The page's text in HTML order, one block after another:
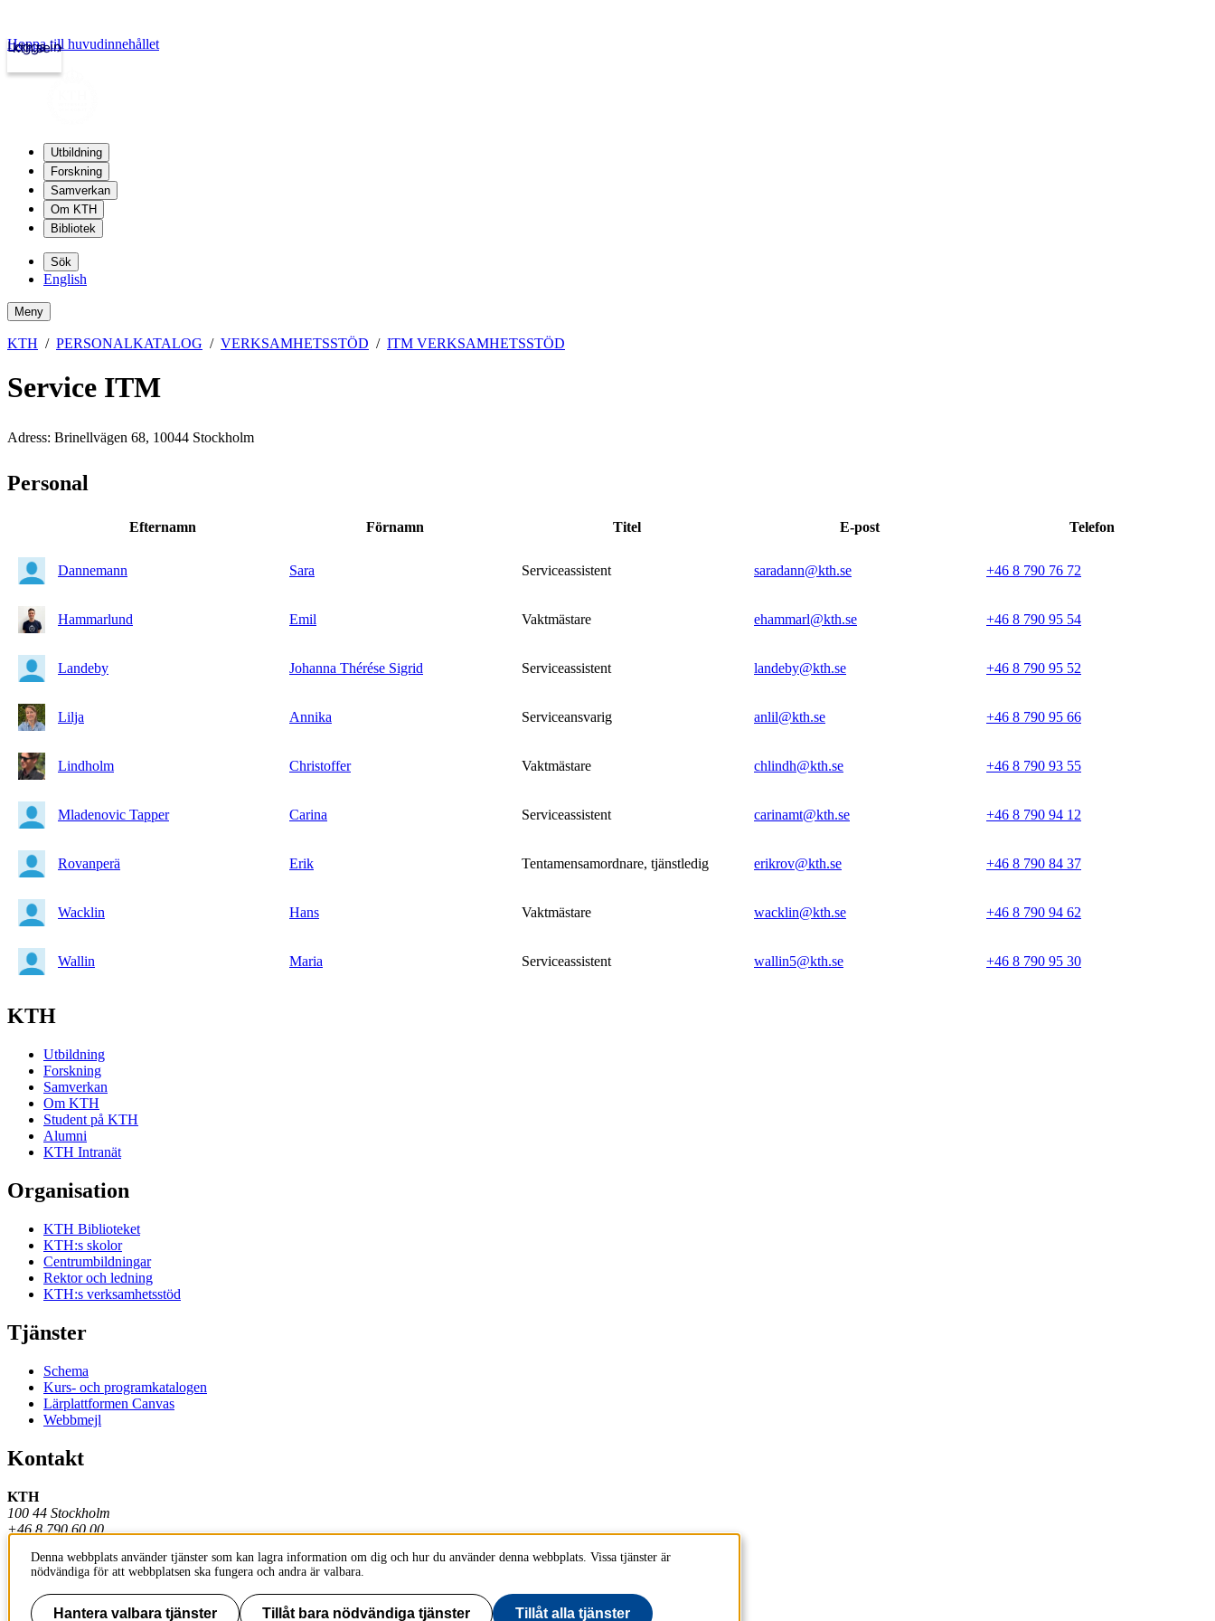
kth.se
Logga in
Hoppa till huvudinnehållet
Utbildning
Forskning
Samverkan
Om KTH
Bibliotek
Sök
English
Meny
KTH PERSONALKATALOG VERKSAMHETSSTÖD ITM VERKSAMHETSSTÖD
Service ITM
Adress: Brinellvägen 68, 10044 Stockholm
Personal
Efternamn Förnamn Titel E-post Telefon
Dannemann Sara Serviceassistent saradann@kth.se +46 8 790 76 72
Hammarlund Emil Vaktmästare ehammarl@kth.se +46 8 790 95 54
Landeby Johanna Thérése Sigrid Serviceassistent landeby@kth.se +46 8 790 95 52
Lilja Annika Serviceansvarig anlil@kth.se +46 8 790 95 66
Lindholm Christoffer Vaktmästare chlindh@kth.se +46 8 790 93 55
Mladenovic Tapper Carina Serviceassistent carinamt@kth.se +46 8 790 94 12
Rovanperä Erik Tentamensamordnare, tjänstledig erikrov@kth.se +46 8 790 84 37
Wacklin Hans Vaktmästare wacklin@kth.se +46 8 790 94 62
Wallin Maria Serviceassistent wallin5@kth.se +46 8 790 95 30
KTH
Utbildning
Forskning
Samverkan
Om KTH
Student på KTH
Alumni
KTH Intranät
Organisation
KTH Biblioteket
KTH:s skolor
Centrumbildningar
Rektor och ledning
KTH:s verksamhetsstöd
Tjänster
Schema
Kurs- och programkatalogen
Lärplattformen Canvas
Webbmejl
Kontakt
KTH
100 44 Stockholm
+46 8 790 60 00
Kontakta KTH
Jobba på KTH
Press och media
Faktura och betalning KTH
Denna webbplats använder tjänster som kan lagra information om dig och hur du använder denna webbplats. Vissa tjänster är
nödvändiga för att webbplatsen ska fungera och andra är valbara.
Hantera valbara tjänster Tillåt bara nödvändiga tjänster Tillåt alla tjänster